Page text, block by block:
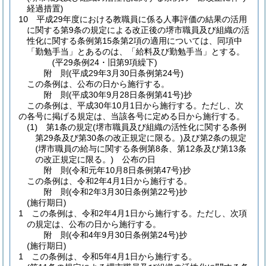
経過措置)
10
平成29年度における教職員に係る人事評価の結果の活用
に関する第9条の規定による改正後の堺市職員及び組織の活
性化に関する条例第15条第2項の適用については、同項中
「勤勉手当」とあるのは、「給料及び勤勉手当」とする。
(平29条例24・旧第9項繰下)
附 則(平成29年3月30日条例第24号)
この条例は、公布の日から施行する。
附 則(平成30年9月28日条例第41号)抄
この条例は、平成30年10月1日から施行する。 ただし、次
の各号に掲げる規定は、当該各号に定める日から施行する。
(1)
第1条の規定(堺市職員及び組織の活性化に関する条例
第29条及び第30条の改正規定に限る。)及び第2条の規定
(堺市職員の給与に関する条例第8条、第12条及び第13条
の改正規定に限る。) 公布の日
附 則(令和元年10月8日条例第47号)抄
この条例は、令和2年4月1日から施行する。
附 則(令和2年3月30日条例第22号)抄
(施行期日)
1
この条例は、令和2年4月1日から施行する。 ただし、次項
の規定は、公布の日から施行する。
附 則(令和4年9月30日条例第24号)抄
(施行期日)
1
この条例は、令和5年4月1日から施行する。